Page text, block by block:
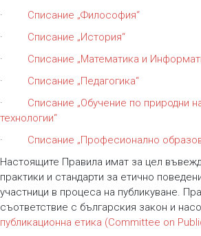
· Списание „Философия“
· Списание „История“
· Списание „Математика и
· Списание „Педагогика“
· Списание „Обучение по природни
технологии“
· Списание „Професионално
Настоящите Правила имат за цел
практики и стандарти за етично
участници в процеса на публикуване.
съответствие с българския закон и
публикационна етика (Committee on